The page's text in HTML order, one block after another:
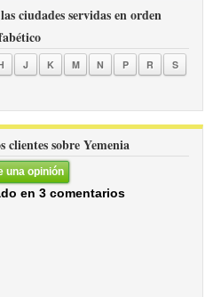
ciudades servidas en orden
J K M N P R
S
clientes sobre Yemenia
una opinión
en 3 comentarios